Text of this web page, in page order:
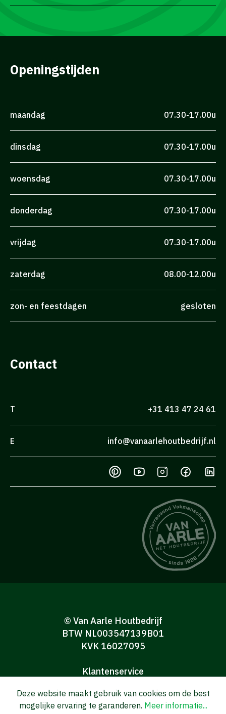
Openingstijden
maandag 07.30-17.00u
dinsdag 07.30-17.00u
woensdag 07.30-17.00u
donderdag 07.30-17.00u
vrijdag 07.30-17.00u
zaterdag 08.00-12.00u
zon- en feestdagen gesloten
Contact
T +31 413 47 24 61
E info@vanaarlehoutbedrijf.nl
© Van Aarle Houtbedrijf
BTW NL003547139B01
KVK 16027095
Klantenservice
Algemene voorwaarden Consumenten
Deze website maakt gebruik van cookies om de best
mogelijke ervaring te garanderen. Meer informatie...